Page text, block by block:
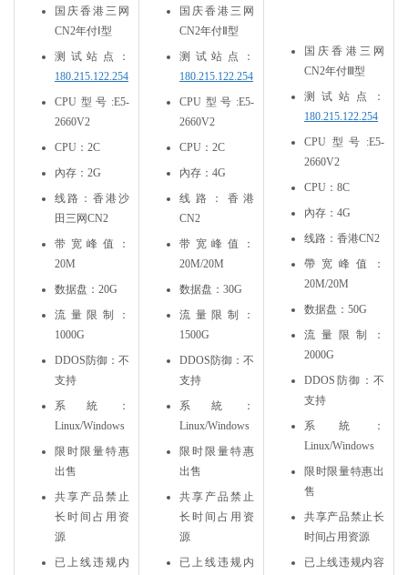
国庆香港三网
CN2年付Ⅰ型
测试站点：
180.215.122.254
CPU型号:E5-
2660V2
CPU：2C
內存：2G
线路：香港沙
田三网CN2
带宽峰值：
20M
数据盘：20G
流量限制：
1000G
DDOS防御：不
支持
系統：
Linux/Windows
限时限量特惠
出售
共享产品禁止
长时间占用资
源
已上线违规内
国庆香港三网
CN2年付Ⅱ型
测试站点：
180.215.122.254
CPU型号:E5-
2660V2
CPU：2C
內存：4G
线路：香港
CN2
带宽峰值：
20M/20M
数据盘：30G
流量限制：
1500G
DDOS防御：不
支持
系統：
Linux/Windows
限时限量特惠
出售
共享产品禁止
长时间占用资
源
已上线违规内
国庆香港三网
CN2年付Ⅲ型
测试站点：
180.215.122.254
CPU型号:E5-
2660V2
CPU：8C
內存：4G
线路：香港CN2
帶宽峰值：
20M/20M
数据盘：50G
流量限制：
2000G
DDOS防御：不
支持
系統：
Linux/Windows
限时限量特惠出
售
共享产品禁止长
时间占用资源
已上线违规内容